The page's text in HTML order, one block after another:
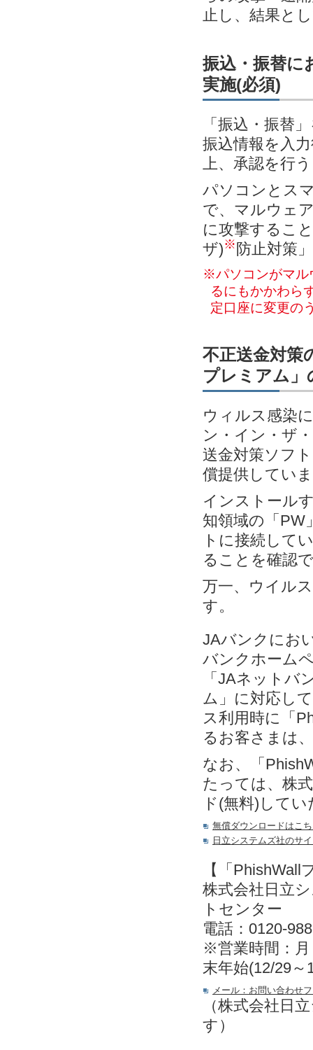
止し、結果と
振込・振替に
実施(必須)
「振込・振替
振込情報を入
上、承認を行
パソコンとス
で、マルウェ
に攻撃するこ
ザ)※ 防止対策
※パソコンがマル
るにもかかわら
定口座に変更の
不正送金対策
プレミアム」
ウィルス感染
ン・イン・ザ
送金対策ソフ
償提供してい
インストール
知領域の「PW
トに接続して
ることを確認
万一、ウイル
す。
JAバンクにお
バンクホーム
「JAネットバ
ム」に対応し
ス利用時に「
るお客さまは
なお、「
たっては、株
ド(無料)して
無償ダウンロードはこ
日立システムズ社のサ
【「
株式会社日立
トセンター
電話：0120-
※営業時間：
末年始(12/29～
メール：お問い合わせ
（株式会社日
す）